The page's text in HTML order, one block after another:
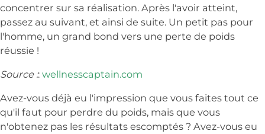
concentrer sur sa réalisation. Après l'avoir atteint,
passez au suivant, et ainsi de suite. Un petit pas pour
l'homme, un grand bond vers une perte de poids
réussie !
Source :: wellnesscaptain.com
Avez-vous déjà eu l'impression que vous faites tout ce
qu'il faut pour perdre du poids, mais que vous
n'obtenez pas les résultats escomptés ? Avez-vous eu